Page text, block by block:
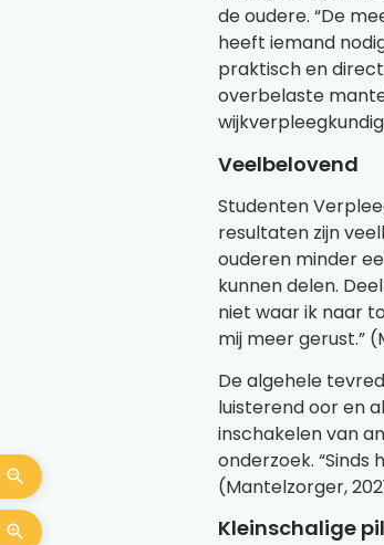
de oudere. “De
heeft iemand
praktisch en direct
overbelaste
Veelbelovend
Studenten
resultaten zijn
ouderen minder
kunnen delen.
niet waar ik naar
mij meer gerust.”
De algehele
luisterend oor en
inschakelen van
onderzoek.
(Mantelzorger,
Kleinschalige